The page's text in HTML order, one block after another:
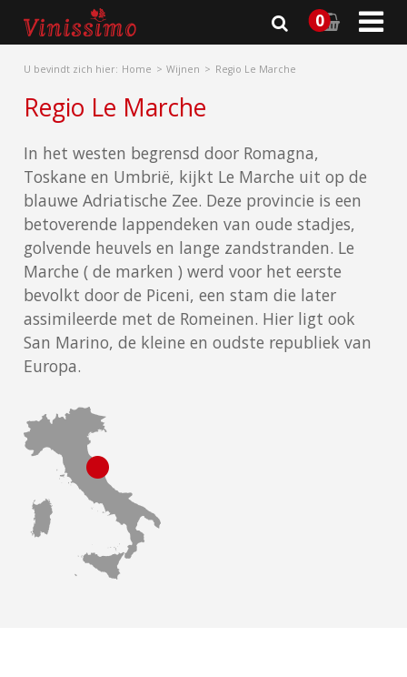
0 
U bevindt zich hier: Home Wijnen Regio Le Marche
Regio Le Marche
In het westen begrensd door Romagna,
Toskane en Umbrië, kijkt Le Marche uit op de
blauwe Adriatische Zee. Deze provincie is een
betoverende lappendeken van oude stadjes,
golvende heuvels en lange zandstranden. Le
Marche ( de marken ) werd voor het eerste
bevolkt door de Piceni, een stam die later
assimileerde met de Romeinen. Hier ligt ook
San Marino, de kleine en oudste republiek van
Europa.